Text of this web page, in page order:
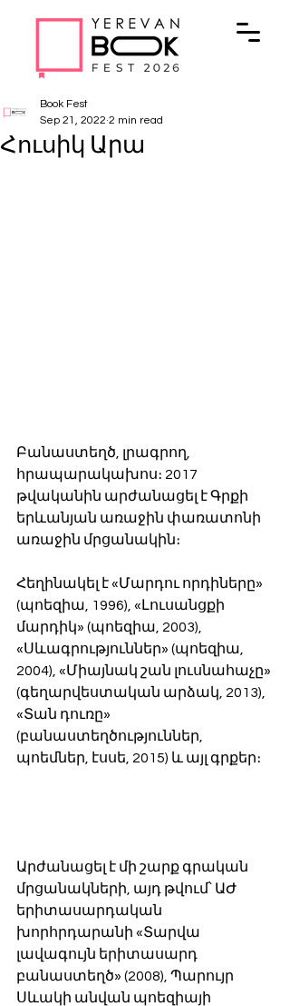
Հուսիկ Արա
Book Fest
Sep 21, 2022 2 min read
Բանաստեղծ, լրագրող,
հրապարակախոս։ 2017
թվականին արժանացել է Գրքի
երևանյան առաջին փառատոնի
առաջին մրցանակին։
Հեղինակել է «Մարդու որդիները»
(պոեզիա, 1996), «Լուսանցքի
մարդիկ» (պոեզիա, 2003),
«Սևագրություններ» (պոեզիա,
2004), «Միայնակ շան լուսնահաչը»
(գեղարվեստական արձակ, 2013),
«Տան դուռը»
(բանաստեղծություններ,
պոեմներ, էսսե, 2015) և այլ գրքեր։
Արժանացել է մի շարք գրական
մրցանակների, այդ թվում՝ ԱԺ
երիտասարդական
խորհրդարանի «Տարվա
լավագույն երիտասարդ
բանաստեղծ» (2008), Պարույր
Սևակի անվան պոեզիայի